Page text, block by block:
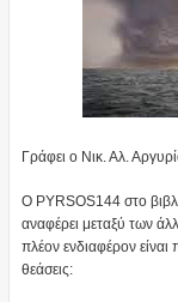
Γράφει ο Νικ. Αλ.
Ο PYRSOS144 στο
αναφέρει μεταξύ των
πλέον ενδιαφέρον είναι
θεάσεις: